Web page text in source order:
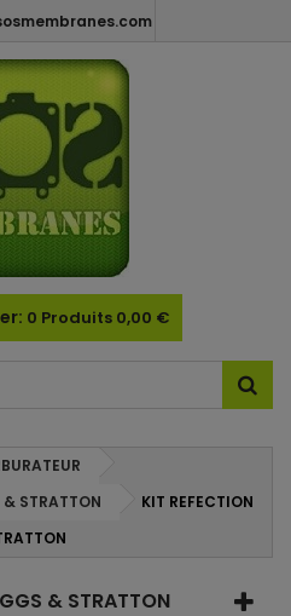
0 Produits 0,00 €
& STRATTON
KIT REFECTION
& STRATTON